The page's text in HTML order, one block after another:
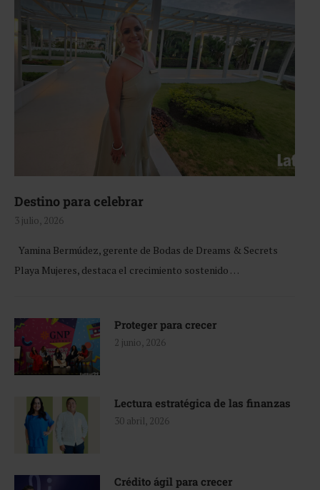
Destino para celebrar
3 julio, 2026
Yamina Bermúdez, gerente de Bodas de Dreams & Secrets
Playa Mujeres, destaca el crecimiento sostenido …
Proteger para crecer
2 junio, 2026
Lectura estratégica de las finanzas
30 abril, 2026
Crédito ágil para crecer